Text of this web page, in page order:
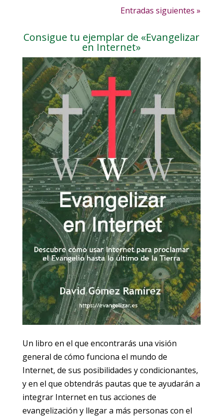
Entradas siguientes »
Consigue tu ejemplar de «Evangelizar
en Internet»
Un libro en el que encontrarás una visión
general de cómo funciona el mundo de
Internet, de sus posibilidades y condicionantes,
y en el que obtendrás pautas que te ayudarán a
integrar Internet en tus acciones de
evangelización y llegar a más personas con el